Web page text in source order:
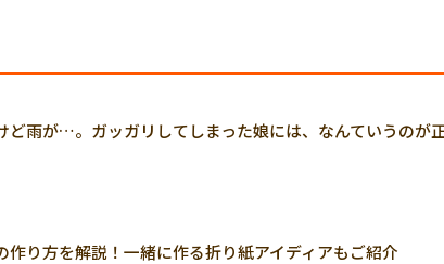
ど雨が…。ガッガリしてしまった娘には、なんていうのが
作り方を解説！一緒に作る折り紙アイディアもご紹介